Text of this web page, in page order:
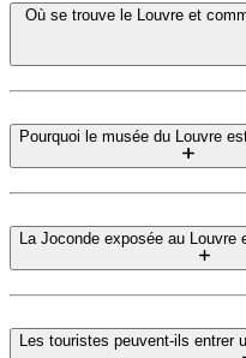
Où se trouve le Louvre et
Pourquoi le musée du Louvre
La Joconde exposée au Louvre
Les touristes peuvent-ils entrer